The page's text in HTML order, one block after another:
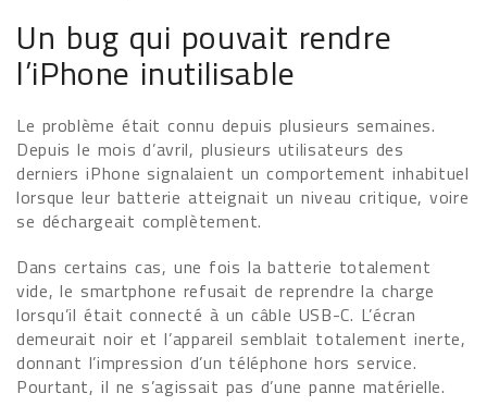
Un bug qui pouvait rendre
l’iPhone inutilisable
Le problème était connu depuis plusieurs semaines.
Depuis le mois d’avril, plusieurs utilisateurs des
derniers iPhone signalaient un comportement inhabituel
lorsque leur batterie atteignait un niveau critique, voire
se déchargeait complètement.
Dans certains cas, une fois la batterie totalement
vide, le smartphone refusait de reprendre la charge
lorsqu’il était connecté à un câble USB-C. L’écran
demeurait noir et l’appareil semblait totalement inerte,
donnant l’impression d’un téléphone hors service.
Pourtant, il ne s’agissait pas d’une panne matérielle.